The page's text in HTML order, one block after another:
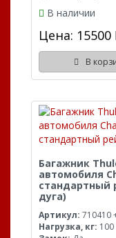
В наличии
Цена: 15500
В
Багажник
автомобиля
стандартный
дуга)
Артикул: 710410
Нагрузка, кг: 100